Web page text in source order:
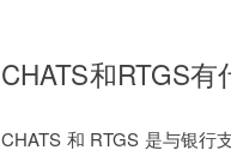
CHATS和RTGS有
CHATS 和 RTGS 是与银行